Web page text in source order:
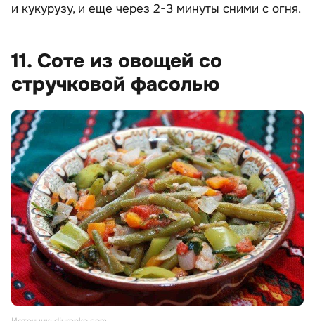
и кукурузу, и еще через 2-3 минуты сними с огня.
11. Соте из овощей со
стручковой фасолью